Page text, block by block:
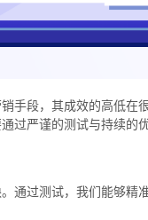
手段，其成效的高低
过严谨的测试与持续的优
通过测试，我们能够精